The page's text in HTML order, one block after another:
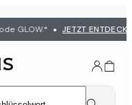
GLOW.* JETZT